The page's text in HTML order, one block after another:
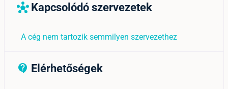
hub Kapcsolódó szervezetek
A cég nem tartozik semmilyen szervezethez
contact_support_outline
Elérhetőségek